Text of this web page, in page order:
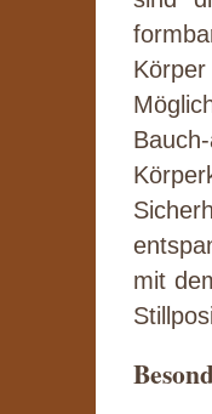
mit